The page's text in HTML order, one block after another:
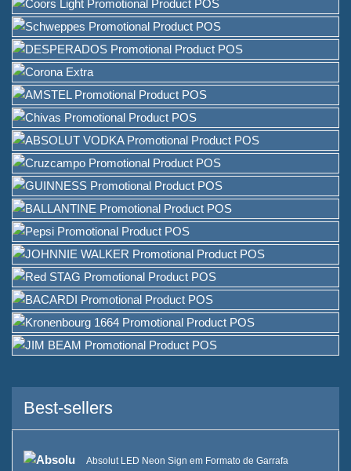
Negro em Forma de A à Venda
Provedor de Soluções de
Embalagem de Vinho
Suporte personalizado para
menu de bar para mesa
Balde de Gelo
Acessórios para barra
Abredor de Garrafas com
Tampo de Barra
Sobre
Quem somos
Serviço
Marcas que atendemos
Nossa equipe
Best-sellers
Absolut LED Neon Sign em Formato de Garrafa